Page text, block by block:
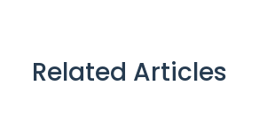
Related Articles